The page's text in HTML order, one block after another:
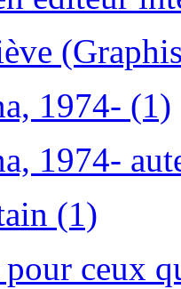
1974- (1)
1974-
(1)
pour ceux